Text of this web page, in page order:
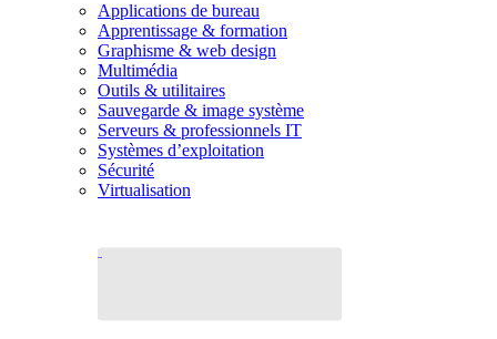
Applications de bureau
Apprentissage & formation
Graphisme & web design
Multimédia
Outils & utilitaires
Sauvegarde & image système
Serveurs & professionnels IT
Systèmes d’exploitation
Sécurité
Virtualisation